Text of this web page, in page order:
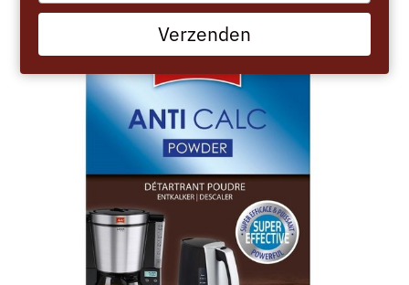
email
Verzenden